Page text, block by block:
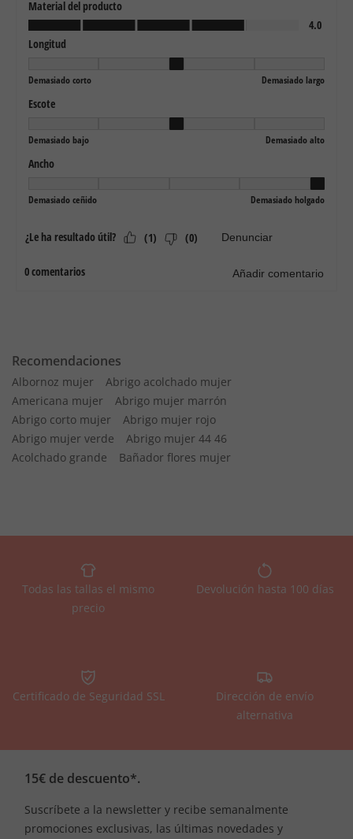
Recomendaciones
Albornoz mujer
Abrigo acolchado mujer
Americana mujer
Abrigo mujer marrón
Abrigo corto mujer
Abrigo mujer rojo
Abrigo mujer verde
Abrigo mujer 44 46
Acolchado grande
Bañador flores mujer
Todas las tallas el mismo
precio
Devolución hasta 100 días
Certificado de Seguridad SSL
Dirección de envío
alternativa
15€ de descuento*.
Suscríbete a la newsletter y recibe semanalmente
promociones exclusivas, las últimas novedades y